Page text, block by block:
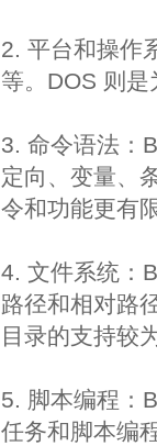
2. 平台和操作
等。DOS 则是
3. 命令语法：
定向、变量、
令和功能更有限
4. 文件系统：
路径和相对路
目录的支持较
5. 脚本编程：
任务和脚本编